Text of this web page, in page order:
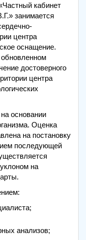
кабинет
занимается
центра
оснащение.
обновленном
достоверного
центра
основании
Оценка
на постановку
последующей
на
анализов;